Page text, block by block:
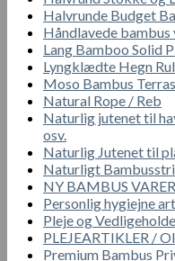
Halvrunde Budget
Håndlavede
Lang Bamboo Solid
Lyngklædte Hegn
Moso Bambus
Natural Rope / Reb
Naturlig jutenet til
osv.
Naturlig Jutenet til
Naturligt
NY BAMBUS VARER
Personlig hygiejne
Pleje og
PLEJEARTIKLER /
Premium Bambus